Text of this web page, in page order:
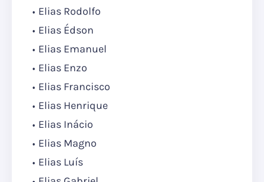
Elias Rodolfo
Elias Édson
Elias Emanuel
Elias Enzo
Elias Francisco
Elias Henrique
Elias Inácio
Elias Magno
Elias Luís